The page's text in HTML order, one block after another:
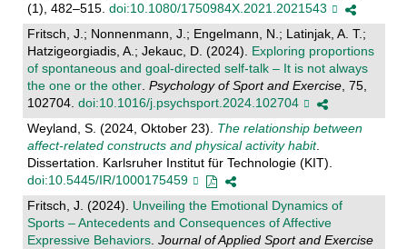
(1), 482–515. doi:10.1080/1750984X.2021.2021543
Fritsch, J.; Nonnenmann, J.; Engelmann, N.; Latinjak, A. T.;
Hatzigeorgiadis, A.; Jekauc, D. (2024). Exploring proportions
of spontaneous and goal-directed self-talk – It is not always
the one or the other. Psychology of Sport and Exercise, 75,
102704. doi:10.1016/j.psychsport.2024.102704
Weyland, S. (2024, Oktober 23). The relationship between
affect-related constructs and physical activity habit.
Dissertation. Karlsruher Institut für Technologie (KIT).
doi:10.5445/IR/1000175459
Fritsch, J. (2024). Unveiling the Emotional Dynamics of
Sports – Antecedents and Consequences of Affective
Expressive Behaviors. Journal of Applied Sport and Exercise